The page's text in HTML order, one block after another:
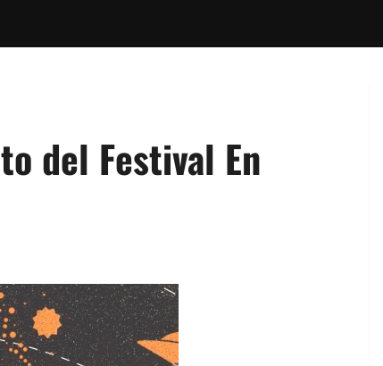
del Festival En